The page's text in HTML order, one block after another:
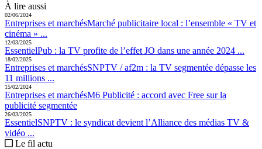
À lire aussi
02/06/2024
Entreprises et marchésMarché publicitaire local : l’ensemble « TV et
cinéma » ...
12/03/2025
EssentielPub : la TV profite de l’effet JO dans une année 2024 ...
18/02/2025
Entreprises et marchésSNPTV / af2m : la TV segmentée dépasse les
11 millions ...
15/02/2024
Entreprises et marchésM6 Publicité : accord avec Free sur la
publicité segmentée
26/03/2025
EssentielSNPTV : le syndicat devient l’Alliance des médias TV &
vidéo ...
Le fil actu